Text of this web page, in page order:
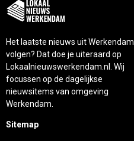
Het laatste nieuws uit Werkendam
volgen? Dat doe je uiteraard op
Lokaalnieuwswerkendam.nl. Wij
focussen op de dagelijkse
nieuwsitems van omgeving
Werkendam.
Sitemap